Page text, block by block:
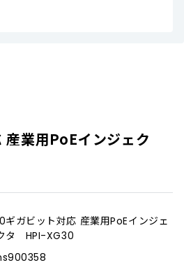
業用PoEインジェク
ギガビット対応 産業用PoEインジェ
タ HPI-XG30